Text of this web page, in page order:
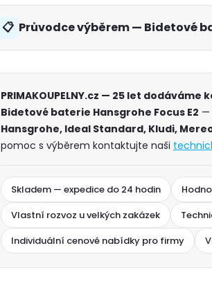
Průvodce výběrem — Bidetové
PRIMAKOUPELNY.cz — 25 let
Bidetové baterie Hansgrohe Focus E2 —
Hansgrohe, Ideal Standard, Kludi,
pomoc s výběrem kontaktujte naši
Skladem — expedice do 24 hodin
Vlastní rozvoz u velkých zakázek
Individuální cenové nabídky pro firmy